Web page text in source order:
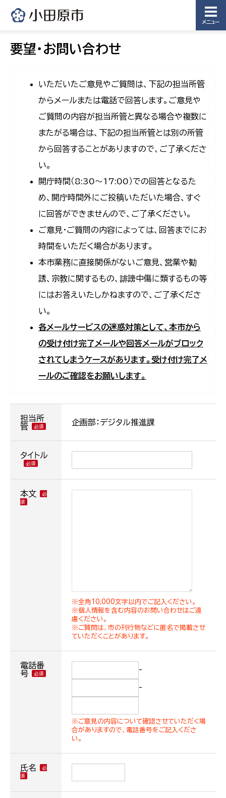
メニュー
要望・お問い合わせ
いただいたご意見やご質問は、下記の担当所管
からメールまたは電話で回答します。ご意見や
ご質問の内容が担当所管と異なる場合や複数に
またがる場合は、下記の担当所管とは別の所管
から回答することがありますので、ご了承くださ
い。
開庁時間（8:30〜17:00）での回答となるた
め、開庁時間外にご投稿いただいた場合、すぐ
に回答ができませんので、ご了承ください。
ご意見・ご質問の内容によっては、回答までにお
時間をいただく場合があります。
本市業務に直接関係がないご意見、営業や勧
誘、宗教に関するもの、誹謗中傷に類するもの等
にはお答えいたしかねますので、ご了承くださ
い。
各メールサービスの迷惑対策として、本市から
の受け付け完了メールや回答メールがブロック
されてしまうケースがあります。受け付け完了メ
ールのご確認をお願いします。
担当所
管
企画部：デジタル推進課
タイトル
本文
※全角10,000文字以内でご記入ください。
※個人情報を含む内容のお問い合わせはご遠
慮ください。
※ご質問は、市の刊行物などに匿名で掲載させ
ていただくことがあります。
電話番
号
-
-
※ご意見の内容について確認させていただく場
合がありますので、電話番号をご記入くださ
い。
氏名